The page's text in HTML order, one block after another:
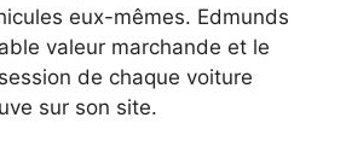
eux-mêmes. Edmunds
valeur marchande et le
de chaque voiture
sur son site.